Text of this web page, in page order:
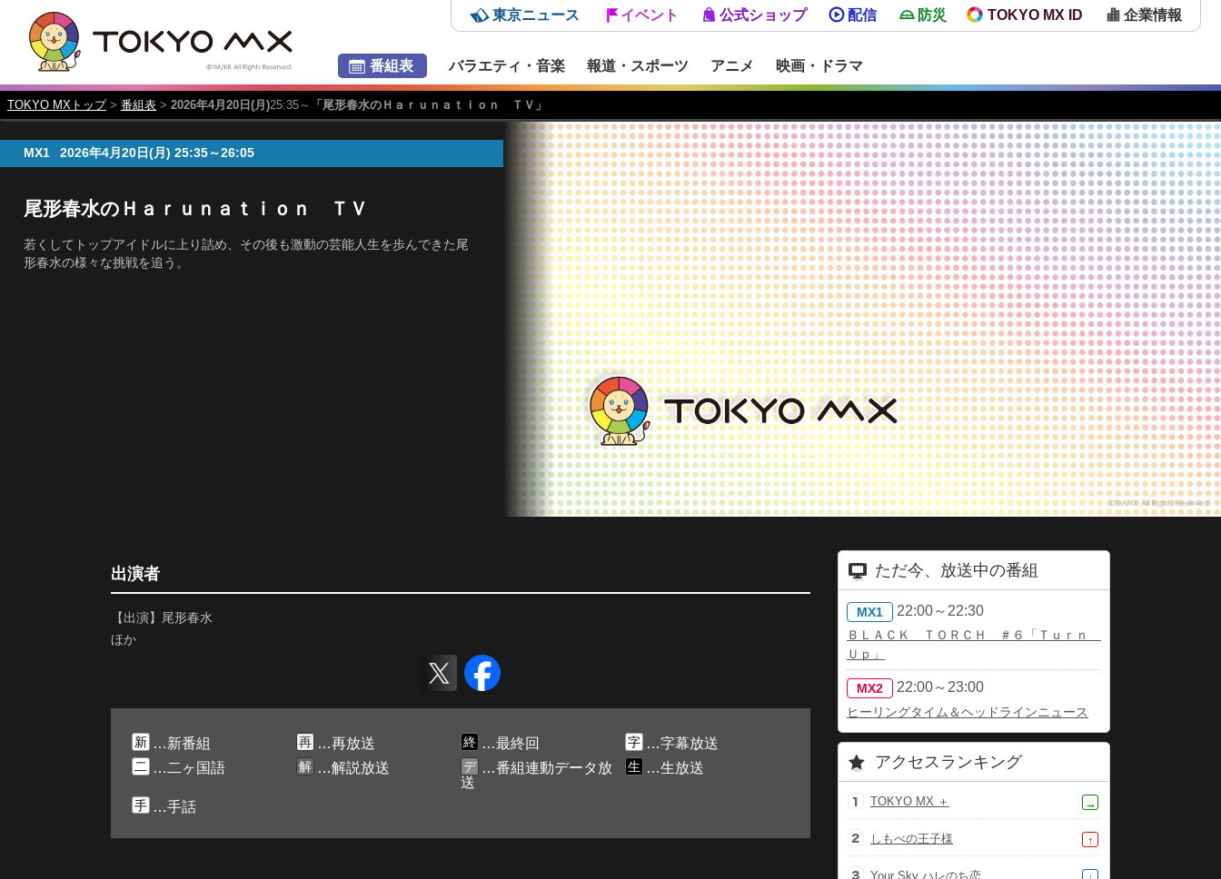
番組表 バラエティ・音楽 報道・スポーツ アニメ 映画・ドラマ
東京ニュース イベント 公式ショップ 配信 防災 TOKYO MX ID 企業情報
TOKYO MXトップ> 番組表 > 2026年4月20日(月)25:35～ 「尾形春水のＨａｒｕｎａｔｉｏｎ ＴＶ」
MX1 2026年4月20日(月) 25:35～26:05
尾形春水のＨａｒｕｎａｔｉｏｎ ＴＶ
若くしてトップアイドルに上り詰め、その後も激動の芸能人生を歩んできた尾
形春水の様々な挑戦を追う。
出演者
【出演】尾形春水
ほか
新 …新番組 再 …再放送 終 …最終回 字 …字幕放送
二 …二ヶ国語 解 …解説放送 デ …番組連動データ放
送
生 …生放送
手 …手話
ただ今、放送中の番組
MX1 22:00～22:30
ＢＬＡＣＫ ＴＯＲＣＨ ＃６「Ｔｕｒｎ
Ｕｐ」
MX2 22:00～23:00
ヒーリングタイム＆ヘッドラインニュース
アクセスランキング
TOKYO MX ＋ →
しもべの王子様 ↑
Your Sky ハレのち恋